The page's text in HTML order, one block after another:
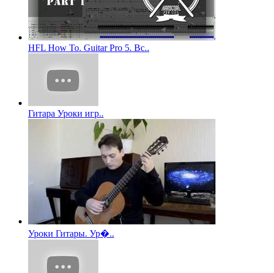
HFL How To. Guitar Pro 5. Вс..
Гитара Уроки игр..
Уроки Гитары. Ур�..